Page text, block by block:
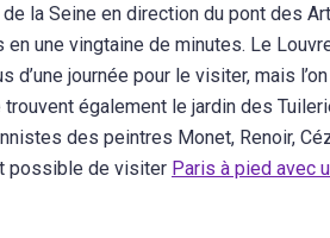
la Seine en direction du pont des
une vingtaine de minutes. Le
d’une journée pour le visiter, mais
également le jardin des
des peintres Monet, Renoir,
possible de visiter Paris à pied avec